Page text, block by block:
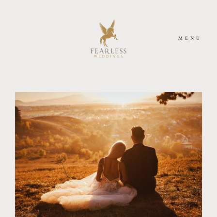
MENU
ACASA
DESPRE NOI
FOTOGRAFIE